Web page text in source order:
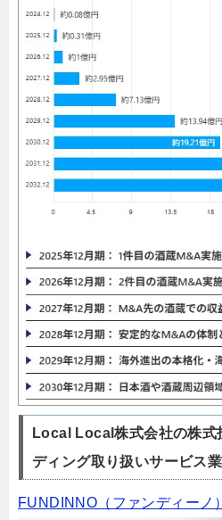
Local Local株式会社の株式
ディング取り扱いサービス
FUNDINNO（ファンディーノ）